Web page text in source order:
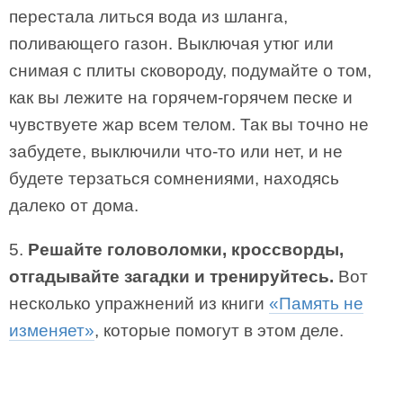
перестала литься вода из шланга,
поливающего газон. Выключая утюг или
снимая с плиты сковороду, подумайте о том,
как вы лежите на горячем-горячем песке и
чувствуете жар всем телом. Так вы точно не
забудете, выключили что-то или нет, и не
будете терзаться сомнениями, находясь
далеко от дома.
5. Решайте головоломки, кроссворды,
отгадывайте загадки и тренируйтесь. Вот
несколько упражнений из книги «Память не
изменяет», которые помогут в этом деле.